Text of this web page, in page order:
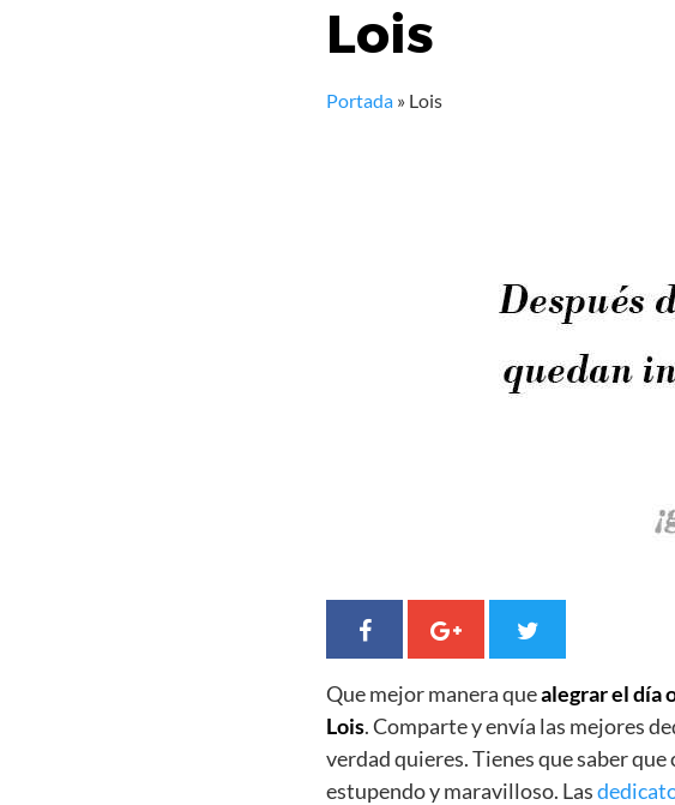
Lois
Portada » Lois
Que mejor manera quealegrar el día
Lois. Comparte y envía las mejores
verdad quieres. Tienes que saber
estupendo y maravilloso. Las